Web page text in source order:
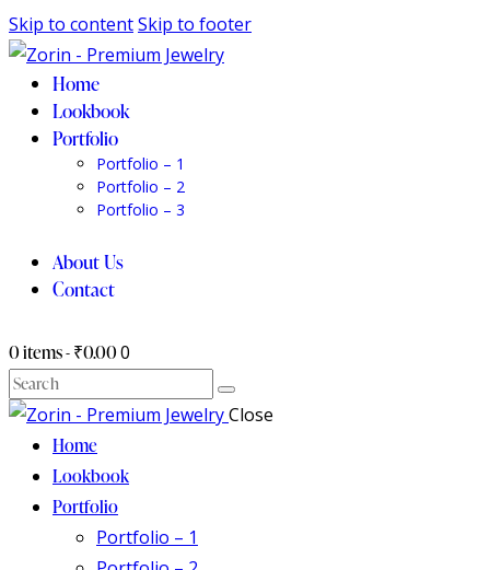
Skip to contentSkip to footer
Home
Lookbook
Portfolio
Portfolio – 1
Portfolio – 2
Portfolio – 3
About Us
Contact
0 items-₹0.000
Search
Close
Home
Lookbook
Portfolio
Portfolio – 1